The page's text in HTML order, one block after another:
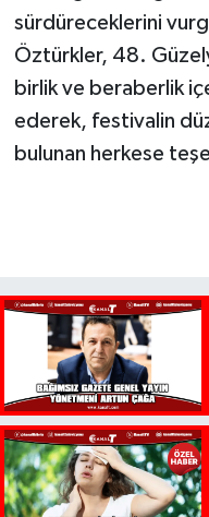
sürdüreceklerini
Öztürkler, 48.
birlik ve beraberlik
ederek, festivalin
bulunan herkese